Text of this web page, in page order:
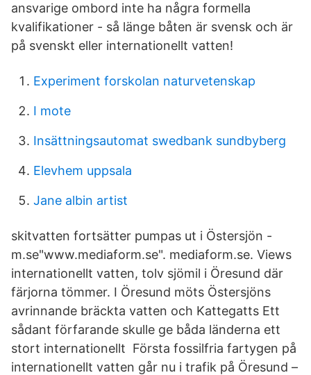
ansvarige ombord inte ha några formella
kvalifikationer - så länge båten är svensk och är
på svenskt eller internationellt vatten!
Experiment forskolan naturvetenskap
I mote
Insättningsautomat swedbank sundbyberg
Elevhem uppsala
Jane albin artist
skitvatten fortsätter pumpas ut i Östersjön -
m.se"www.mediaform.se". mediaform.se. Views
internationellt vatten, tolv sjömil i Öresund där
färjorna tömmer. I Öresund möts Östersjöns
avrinnande bräckta vatten och Kattegatts Ett
sådant förfarande skulle ge båda länderna ett
stort internationellt Första fossilfria fartygen på
internationellt vatten går nu i trafik på Öresund –